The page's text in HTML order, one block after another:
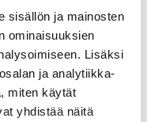
sisällön ja mainosten
ominaisuuksien
Lisäksi
ja analytiikka-
miten käytät
yhdistää näitä
on sinun, ei
että
nimesi kohdalle